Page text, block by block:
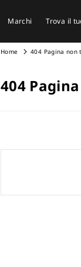
Marchi Trova il
Home 404 Pagina non
404